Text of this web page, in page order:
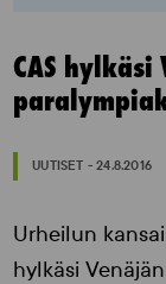
CAS hylkäsi
UUTISET - 24.8.2016
Urheilun
hylkäsi